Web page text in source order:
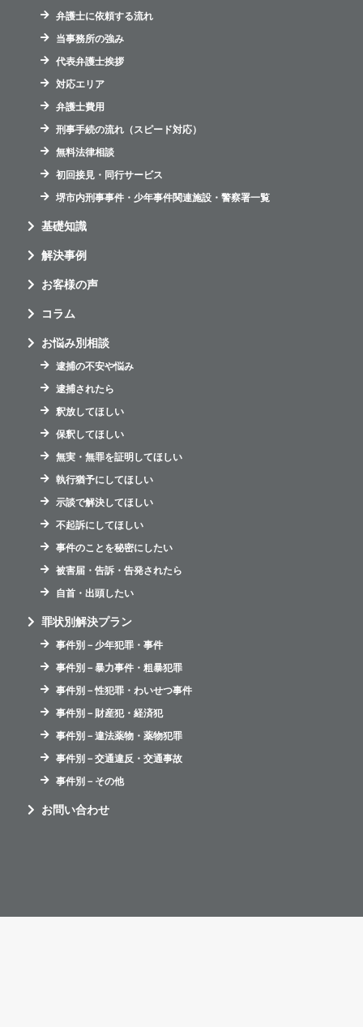
弁護士に依頼する流れ
当事務所の強み
代表弁護士挨拶
対応エリア
弁護士費用
刑事手続の流れ（スピード対応）
無料法律相談
初回接見・同行サービス
堺市内刑事事件・少年事件関連施設・警察署一覧
基礎知識
解決事例
お客様の声
コラム
お悩み別相談
逮捕の不安や悩み
逮捕されたら
釈放してほしい
保釈してほしい
無実・無罪を証明してほしい
執行猶予にしてほしい
示談で解決してほしい
不起訴にしてほしい
事件のことを秘密にしたい
被害届・告訴・告発されたら
自首・出頭したい
罪状別解決プラン
事件別－少年犯罪・事件
事件別－暴力事件・粗暴犯罪
事件別－性犯罪・わいせつ事件
事件別－財産犯・経済犯
事件別－違法薬物・薬物犯罪
事件別－交通違反・交通事故
事件別－その他
お問い合わせ